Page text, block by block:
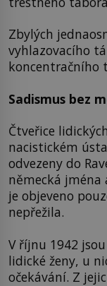
Zbylých
vyhlazovacího
koncentračního
Sadismus bez
Čtveřice
nacistickém
odvezeny do
německá jména
je objeveno
nepřežila.
V říjnu 1942
lidické ženy, u
očekávání. Z